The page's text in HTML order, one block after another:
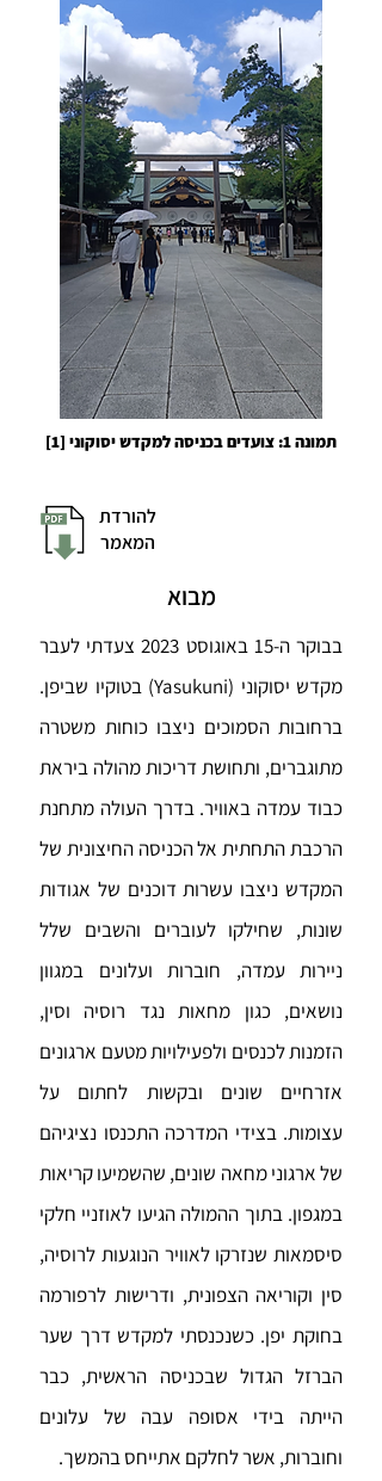
תמונה 1: צועדים בכניסה למקדש יסוקוני [1]
להורדת
המאמר
מבוא
בבוקר ה-15 באוגוסט 2023 צעדתי לעבר
מקדש יסוקוני (Yasukuni) בטוקיו שביפן.
ברחובות הסמוכים ניצבו כוחות משטרה
מתוגברים, ותחושת דריכות מהולה ביראת
כבוד עמדה באוויר. בדרך העולה מתחנת
הרכבת התחתית אל הכניסה החיצונית של
המקדש ניצבו עשרות דוכנים של אגודות
שונות, שחילקו לעוברים והשבים שלל
ניירות עמדה, חוברות ועלונים במגוון
נושאים, כגון מחאות נגד רוסיה וסין,
הזמנות לכנסים ולפעילויות מטעם ארגונים
אזרחיים שונים ובקשות לחתום על
עצומות. בצידי המדרכה התכנסו נציגיהם
של ארגוני מחאה שונים, שהשמיעו קריאות
במגפון. בתוך ההמולה הגיעו לאוזניי חלקי
סיסמאות שנזרקו לאוויר הנוגעות לרוסיה,
סין וקוריאה הצפונית, ודרישות לרפורמה
בחוקת יפן. כשנכנסתי למקדש דרך שער
הברזל הגדול שבכניסה הראשית, כבר
הייתה בידי אסופה עבה של עלונים
וחוברות, אשר לחלקם אתייחס בהמשך.